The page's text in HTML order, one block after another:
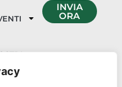
INVIA
ORA